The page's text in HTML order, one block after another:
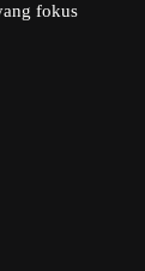
fokus